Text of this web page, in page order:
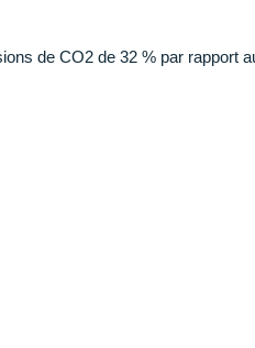
de CO2 de 32 % par rapport